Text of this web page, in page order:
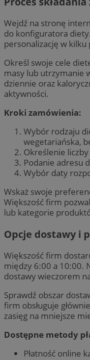
Wejdź na stronę
do konfiguratora
personalizację w
Określ swoje cele
masy lub utrzymanie
dziennie oraz
aktywności.
Kroki zamówienia:
Wybór rodzaju
wegetariańska,
Określenie
Podanie adresu
Wybór daty
Wskaż swoje
Większość firm
lub kategorie
Opcje dostawy i
Większość firm
między 6:00 a 10:00.
dostawy wieczorem
Sprawdź obszar
firm obsługuje
zasięg na mniejsze
Dostępne metody
Płatność online